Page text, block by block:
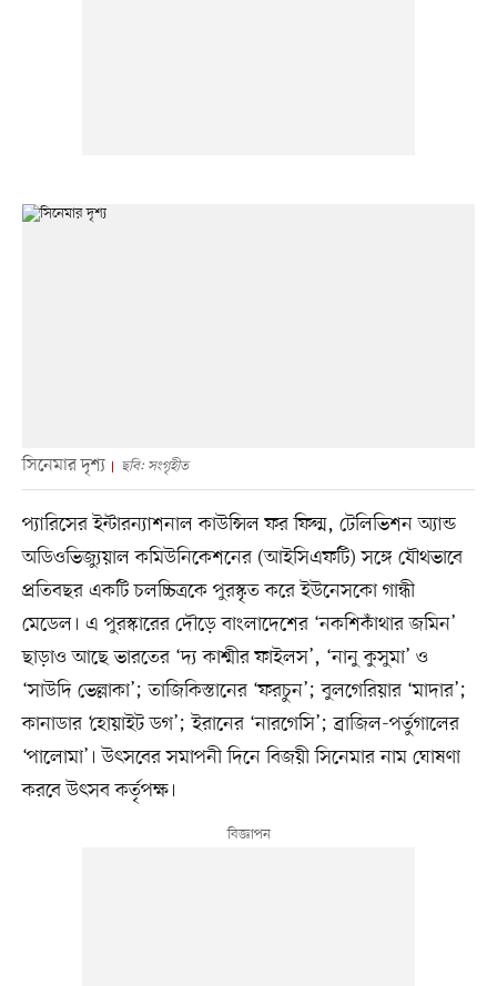
সিনেমার দৃশ্য ছবি: সংগৃহীত
প্যারিসের ইন্টারন্যাশনাল কাউন্সিল ফর ফিল্ম, টেলিভিশন অ্যান্ড
অডিওভিজ্যুয়াল কমিউনিকেশনের (আইসিএফটি) সঙ্গে যৌথভাবে
প্রতিবছর একটি চলচ্চিত্রকে পুরস্কৃত করে ইউনেসকো গান্ধী
মেডেল। এ পুরস্কারের দৌড়ে বাংলাদেশের ‘নকশিকাঁথার জমিন’
ছাড়াও আছে ভারতের ‘দ্য কাশ্মীর ফাইলস’, ‘নানু কুসুমা’ ও
‘সাউদি ভেল্লাকা’; তাজিকিস্তানের ‘ফরচুন’; বুলগেরিয়ার ‘মাদার’;
কানাডার ‘হোয়াইট ডগ’; ইরানের ‘নারগেসি’; ব্রাজিল-পর্তুগালের
‘পালোমা’। উৎসবের সমাপনী দিনে বিজয়ী সিনেমার নাম ঘোষণা
করবে উৎসব কর্তৃপক্ষ।